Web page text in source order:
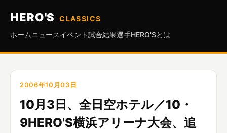
HERO'S
CLASSICS
ホーム ニュースイベント試合結果選手HERO'Sとは
2006年10月03日
10月3日、全日空ホテル／10・
9HERO'S横浜アリーナ大会、追